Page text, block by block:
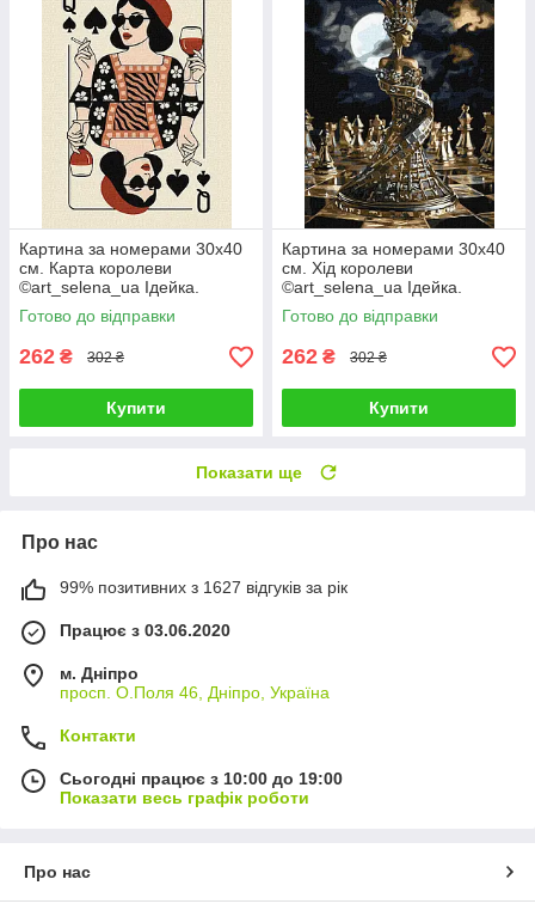
Картина за номерами 30х40
см. Карта королеви
©art_selena_ua Ідейка.
KHO5205
Готово до відправки
262 ₴ 302 ₴
Купити
Картина за номерами 30х40
см. Хід королеви
©art_selena_ua Ідейка.
KHO8560
Готово до відправки
262 ₴ 302 ₴
Купити
Показати ще
Про нас
99% позитивних з 1627 відгуків за рік
Працює з 03.06.2020
м. Дніпро
просп. О.Поля 46, Дніпро, Україна
Контакти
Сьогодні працює з 10:00 до 19:00
Показати весь графік роботи
Про нас